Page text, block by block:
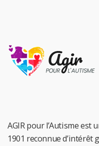
AGIR pour l’Autisme est
1901 reconnue d’intérêt